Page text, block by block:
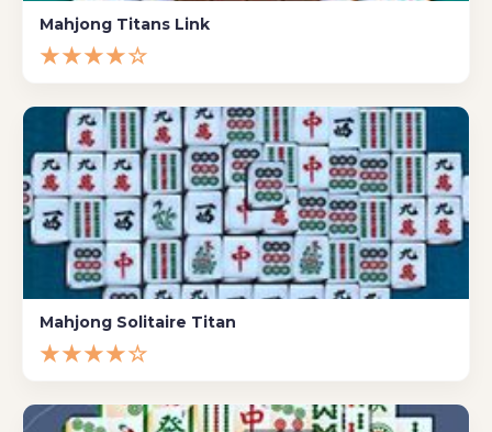
Mahjong Titans Link
★★★★☆
Mahjong Solitaire Titan
★★★★☆